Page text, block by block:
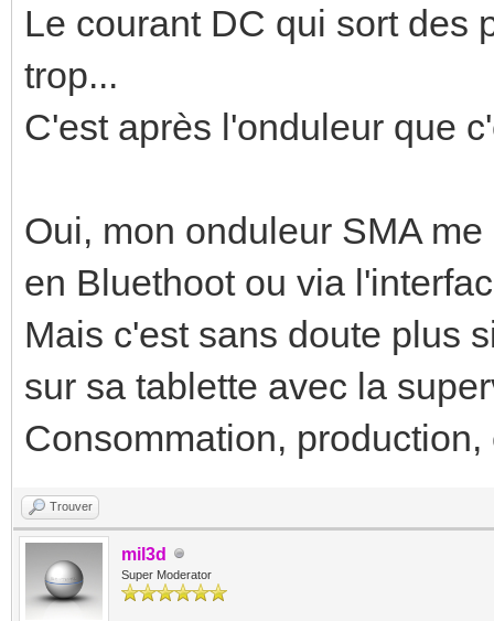
Le courant DC qui sort des
trop...
C'est après l'onduleur que
Oui, mon onduleur SMA
en Bluethoot ou via
Mais c'est sans doute plus
sur sa tablette avec la
Consommation, production,
Trouver
mil3d
Super Moderator